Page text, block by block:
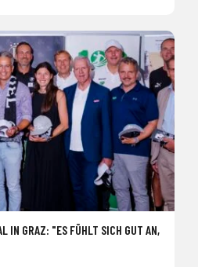
IN GRAZ: "ES FÜHLT SICH GUT AN,